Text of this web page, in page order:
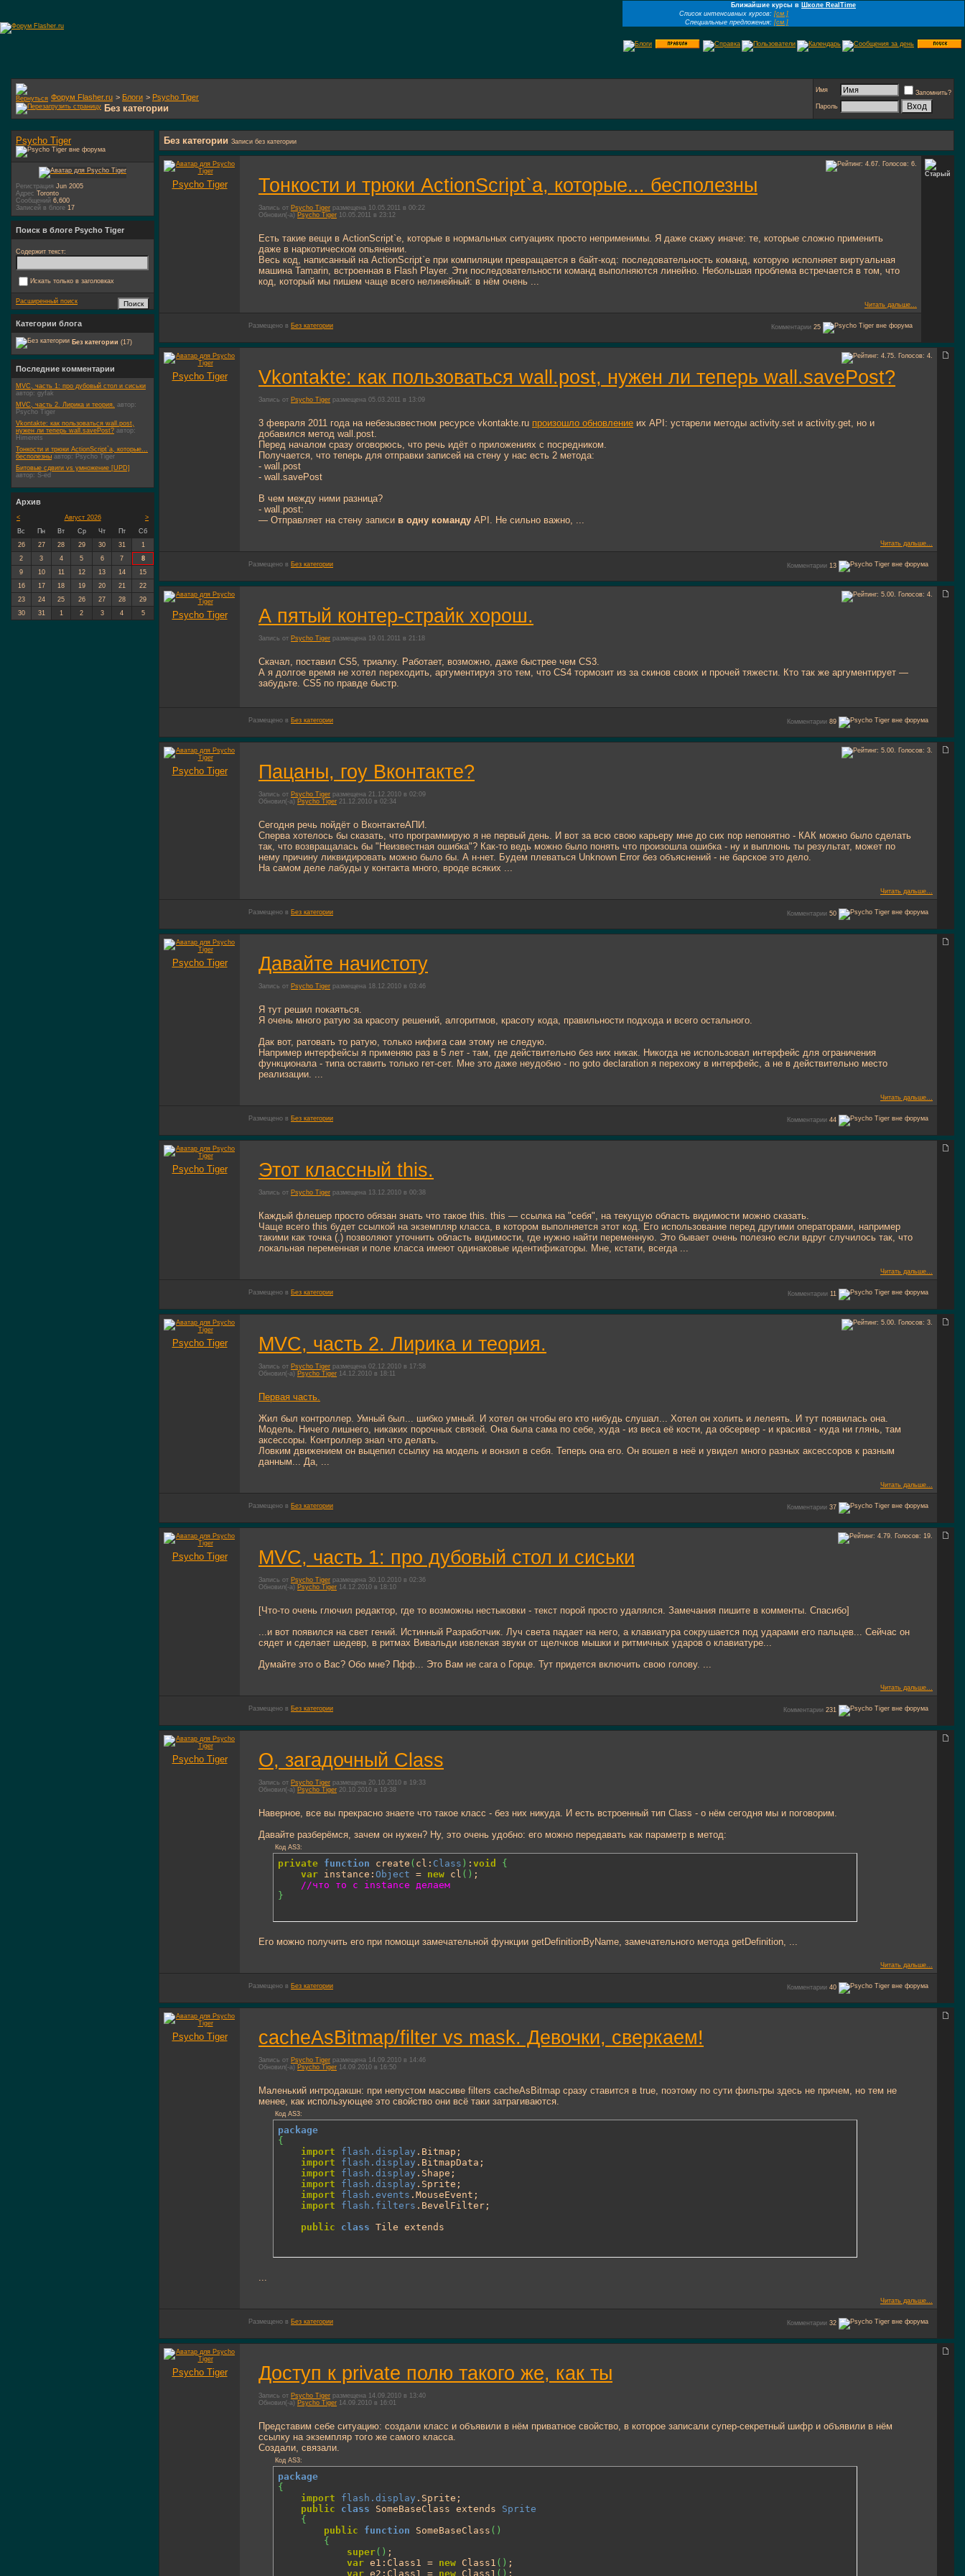
Ближайшие курсы в Школе RealTime
Список интенсивных курсов: [см.]
Специальные предложения: [см.]
Форум Flasher.ru > Блоги > Psycho Tiger
Без категории
Имя
Запомнить?
Пароль
Без категории Записи без категории
Psycho Tiger Тонкости и трюки ActionScript`а, которые... бесполезны
Запись от Psycho Tiger размещена 10.05.2011 в 00:22
Обновил(-а) Psycho Tiger 10.05.2011 в 23:12
Есть такие вещи в ActionScript`е, которые в нормальных ситуациях просто неприменимы. Я даже скажу иначе: те, которые сложно применить
даже в наркотическом опьянении.
Весь код, написанный на ActionScript`е при компиляции превращается в байт-код: последовательность команд, которую исполняет виртуальная
машина Tamarin, встроенная в Flash Player. Эти последовательности команд выполняются линейно. Небольшая проблема встречается в том, что
код, который мы пишем чаще всего нелинейный: в нём очень ...
Читать дальше...
Размещено в Без категории Комментарии 25
Psycho Tiger Vkontakte: как пользоваться wall.post, нужен ли теперь wall.savePost?
Запись от Psycho Tiger размещена 05.03.2011 в 13:09
3 февраля 2011 года на небезызвестном ресурсе vkontakte.ru произошло обновление их API: устарели методы activity.set и activity.get, но и
добавился метод wall.post.
Перед началом сразу оговорюсь, что речь идёт о приложениях с посредником.
Получается, что теперь для отправки записей на стену у нас есть 2 метода:
- wall.post
- wall.savePost
В чем между ними разница?
- wall.post:
— Отправляет на стену записи в одну команду API. Не сильно важно, ...
Читать дальше...
Размещено в Без категории Комментарии 13
Psycho Tiger А пятый контер-страйк хорош.
Запись от Psycho Tiger размещена 19.01.2011 в 21:18
Скачал, поставил CS5, триалку. Работает, возможно, даже быстрее чем CS3.
А я долгое время не хотел переходить, аргументируя это тем, что CS4 тормозит из за скинов своих и прочей тяжести. Кто так же аргументирует —
забудьте. CS5 по правде быстр.
Размещено в Без категории Комментарии 89
Psycho Tiger Пацаны, гоу Вконтакте?
Запись от Psycho Tiger размещена 21.12.2010 в 02:09
Обновил(-а) Psycho Tiger 21.12.2010 в 02:34
Сегодня речь пойдёт о ВконтактеАПИ.
Сперва хотелось бы сказать, что программирую я не первый день. И вот за всю свою карьеру мне до сих пор непонятно - КАК можно было сделать
так, что возвращалась бы "Неизвестная ошибка"? Как-то ведь можно было понять что произошла ошибка - ну и выплюнь ты результат, может по
нему причину ликвидировать можно было бы. А н-нет. Будем плеваться Unknown Error без объяснений - не барское это дело.
На самом деле лабуды у контакта много, вроде всяких ...
Читать дальше...
Размещено в Без категории Комментарии 50
Psycho Tiger Давайте начистоту
Запись от Psycho Tiger размещена 18.12.2010 в 03:46
Я тут решил покаяться.
Я очень много ратую за красоту решений, алгоритмов, красоту кода, правильности подхода и всего остального.
Дак вот, ратовать то ратую, только нифига сам этому не следую.
Например интерфейсы я применяю раз в 5 лет - там, где действительно без них никак. Никогда не использовал интерфейс для ограничения
функционала - типа оставить только гет-сет. Мне это даже неудобно - по goto declaration я перехожу в интерфейс, а не в действительно место
реализации. ...
Читать дальше...
Размещено в Без категории Комментарии 44
Psycho Tiger Этот классный this.
Запись от Psycho Tiger размещена 13.12.2010 в 00:38
Каждый флешер просто обязан знать что такое this. this — ссылка на "себя", на текущую область видимости можно сказать.
Чаще всего this будет ссылкой на экземпляр класса, в котором выполняется этот код. Его использование перед другими операторами, например
такими как точка (.) позволяют уточнить область видимости, где нужно найти переменную. Это бывает очень полезно если вдруг случилось так, что
локальная переменная и поле класса имеют одинаковые идентификаторы. Мне, кстати, всегда ...
Читать дальше...
Размещено в Без категории Комментарии 11
Psycho Tiger MVC, часть 2. Лирика и теория.
Запись от Psycho Tiger размещена 02.12.2010 в 17:58
Обновил(-а) Psycho Tiger 14.12.2010 в 18:11
Первая часть.
Жил был контроллер. Умный был... шибко умный. И хотел он чтобы его кто нибудь слушал... Хотел он холить и лелеять. И тут появилась она.
Модель. Ничего лишнего, никаких порочных связей. Она была сама по себе, худа - из веса её кости, да обсервер - и красива - куда ни глянь, там
аксессоры. Контроллер знал что делать.
Ловким движением он выцепил ссылку на модель и вонзил в себя. Теперь она его. Он вошел в неё и увидел много разных аксессоров к разным
данным... Да, ...
Читать дальше...
Размещено в Без категории Комментарии 37
Psycho Tiger MVC, часть 1: про дубовый стол и сиськи
Запись от Psycho Tiger размещена 30.10.2010 в 02:36
Обновил(-а) Psycho Tiger 14.12.2010 в 18:10
[Что-то очень глючил редактор, где то возможны нестыковки - текст порой просто удалялся. Замечания пишите в комменты. Спасибо]
...и вот появился на свет гений. Истинный Разработчик. Луч света падает на него, а клавиатура сокрушается под ударами его пальцев... Сейчас он
сядет и сделает шедевр, в ритмах Вивальди извлекая звуки от щелчков мышки и ритмичных ударов о клавиатуре...
Думайте это о Вас? Обо мне? Пфф... Это Вам не сага о Горце. Тут придется включить свою голову. ...
Читать дальше...
Размещено в Без категории Комментарии 231
Psycho Tiger О, загадочный Class
Запись от Psycho Tiger размещена 20.10.2010 в 19:33
Обновил(-а) Psycho Tiger 20.10.2010 в 19:38
Наверное, все вы прекрасно знаете что такое класс - без них никуда. И есть встроенный тип Class - о нём сегодня мы и поговорим.
Давайте разберёмся, зачем он нужен? Ну, это очень удобно: его можно передавать как параметр в метод:
Код AS3:
private function create ( cl: Class ) : void
{
var instance: Object = new cl ( ) ;
//что то с instance делаем
}
Его можно получить его при помощи замечательной функции getDefinitionByName, замечательного метода getDefinition, ...
Читать дальше...
Размещено в Без категории Комментарии 40
Psycho Tiger cacheAsBitmap/filter vs mask. Девочки, сверкаем!
Запись от Psycho Tiger размещена 14.09.2010 в 14:46
Обновил(-а) Psycho Tiger 14.09.2010 в 16:50
Маленький интродакшн: при непустом массиве filters cacheAsBitmap сразу ставится в true, поэтому по сути фильтры здесь не причем, но тем не
менее, как использующее это свойство они всё таки затрагиваются.
Код AS3:
package
{
import
flash.display .Bitmap;
import
flash.display .BitmapData;
import
flash.display .Shape;
import
flash.display .Sprite;
import
flash.events .MouseEvent;
import
flash.filters .BevelFilter;
public
class Tile extends
...
Читать дальше...
Размещено в Без категории Комментарии 32
Psycho Tiger Доступ к private полю такого же, как ты
Запись от Psycho Tiger размещена 14.09.2010 в 13:40
Обновил(-а) Psycho Tiger 14.09.2010 в 16:01
Представим себе ситуацию: создали класс и объявили в нём приватное свойство, в которое записали супер-секретный шифр и объявили в нём
ссылку на экземпляр того же самого класса.
Создали, связали.
Код AS3:
package
{
import
flash.display .Sprite;
public
class SomeBaseClass extends Sprite
{
public
function SomeBaseClass ( )
{
super( ) ;
var e1:Class1 = new Class1 ( ) ;
var e2:Class1 = new Class1 ( ) ;
Psycho Tiger
Регистрация Jun 2005
Адрес Toronto
Сообщений 6,600
Записей в блоге 17
Поиск в блоге Psycho Tiger
Содержит текст:
Искать только в заголовках
Расширенный поиск
Категории блога
Без категории (17)
Последние комментарии
MVC, часть 1: про дубовый стол и сиськи
автор: gyfak
MVC, часть 2. Лирика и теория. автор:
Psycho Tiger
Vkontakte: как пользоваться wall.post,
нужен ли теперь wall.savePost? автор:
Himerets
Тонкости и трюки ActionScript`а, которые...
бесполезны автор: Psycho Tiger
Битовые сдвиги vs умножение [UPD]
автор: S-ed
Архив
< >
Август 2026
Вс
Пн Вт Ср Чт Пт
Сб
26
27 28 29 30 31
1
2
3 4 5 6 7
8
9
10 11 12 13 14
15
16
17 18 19 20 21
22
23
24 25 26 27 28
29
30
31 1 2 3 4 5